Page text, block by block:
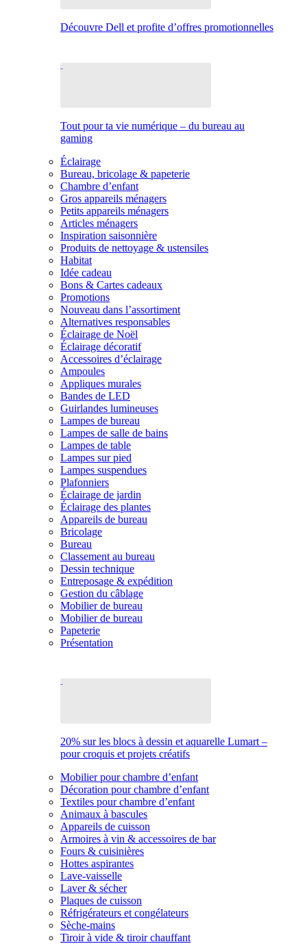
Découvre Dell et profite d’offres promotionnelles
Tout pour ta vie numérique – du bureau au
gaming
Éclairage
Bureau, bricolage & papeterie
Chambre d’enfant
Gros appareils ménagers
Petits appareils ménagers
Articles ménagers
Inspiration saisonnière
Produits de nettoyage & ustensiles
Habitat
Idée cadeau
Bons & Cartes cadeaux
Promotions
Nouveau dans l’assortiment
Alternatives responsables
Éclairage de Noël
Éclairage décoratif
Accessoires d’éclairage
Ampoules
Appliques murales
Bandes de LED
Guirlandes lumineuses
Lampes de bureau
Lampes de salle de bains
Lampes de table
Lampes sur pied
Lampes suspendues
Plafonniers
Éclairage de jardin
Éclairage des plantes
Appareils de bureau
Bricolage
Bureau
Classement au bureau
Dessin technique
Entreposage & expédition
Gestion du câblage
Mobilier de bureau
Mobilier de bureau
Papeterie
Présentation
20% sur les blocs à dessin et aquarelle Lumart –
pour croquis et projets créatifs
Mobilier pour chambre d’enfant
Décoration pour chambre d’enfant
Textiles pour chambre d’enfant
Animaux à bascules
Appareils de cuisson
Armoires à vin & accessoires de bar
Fours & cuisinières
Hottes aspirantes
Lave-vaisselle
Laver & sécher
Plaques de cuisson
Réfrigérateurs et congélateurs
Sèche-mains
Tiroir à vide & tiroir chauffant